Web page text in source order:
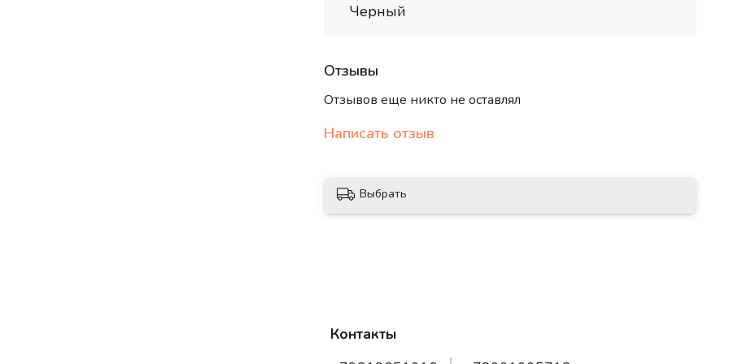
четвероногому другу уют и яркую
индивидуальность с Кофтой спортивной «Jump»!
Черный
Отзывы
Отзывов еще никто не оставлял
Написать отзыв
Выбрать
Контакты